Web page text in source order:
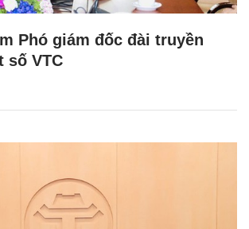
Phó giám đốc đài truyền
số VTC